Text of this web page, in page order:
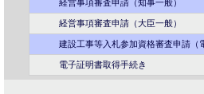
経営事項審査申請（知事一般）
経営事項審査申請（大臣一般）
建設工事等入札参加資格審査申請（電
電子証明書取得手続き